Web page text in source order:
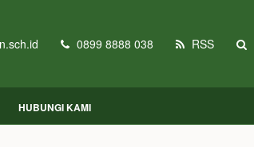
0899 8888 038 RSS
HUBUNGI KAMI